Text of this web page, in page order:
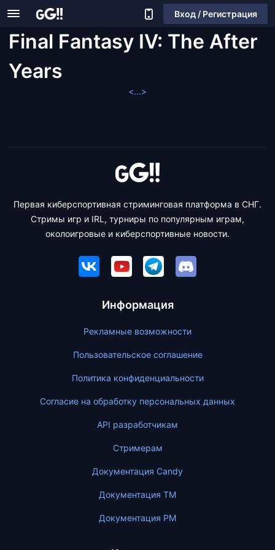
Вход / Регистрация
Final Fantasy IV: The After
Years
<...>
Первая киберспортивная стриминговая платформа в СНГ.
Стримы игр и IRL, турниры по популярным играм,
околоигровые и киберспортивные новости.
Информация
Рекламные возможности
Пользовательское соглашение
Политика конфиденциальности
Согласие на обработку персональных данных
API разработчикам
Стримерам
Документация Candy
Документация ТМ
Документация PM